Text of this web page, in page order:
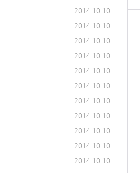
2014.10.10
2014.10.10
2014.10.10
2014.10.10
2014.10.10
2014.10.10
2014.10.10
2014.10.10
2014.10.10
2014.10.10
2014.10.10